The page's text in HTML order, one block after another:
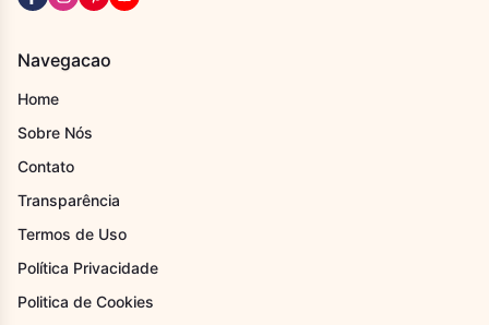
Navegacao
Home
Sobre Nós
Contato
Transparência
Termos de Uso
Política Privacidade
Politica de Cookies